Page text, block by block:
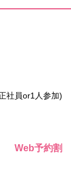
社員or1人参加)
Web予約割